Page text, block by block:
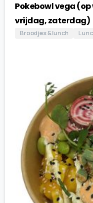
Pokebowl vega
vrijdag, zaterdag)
Broodjes & lunch